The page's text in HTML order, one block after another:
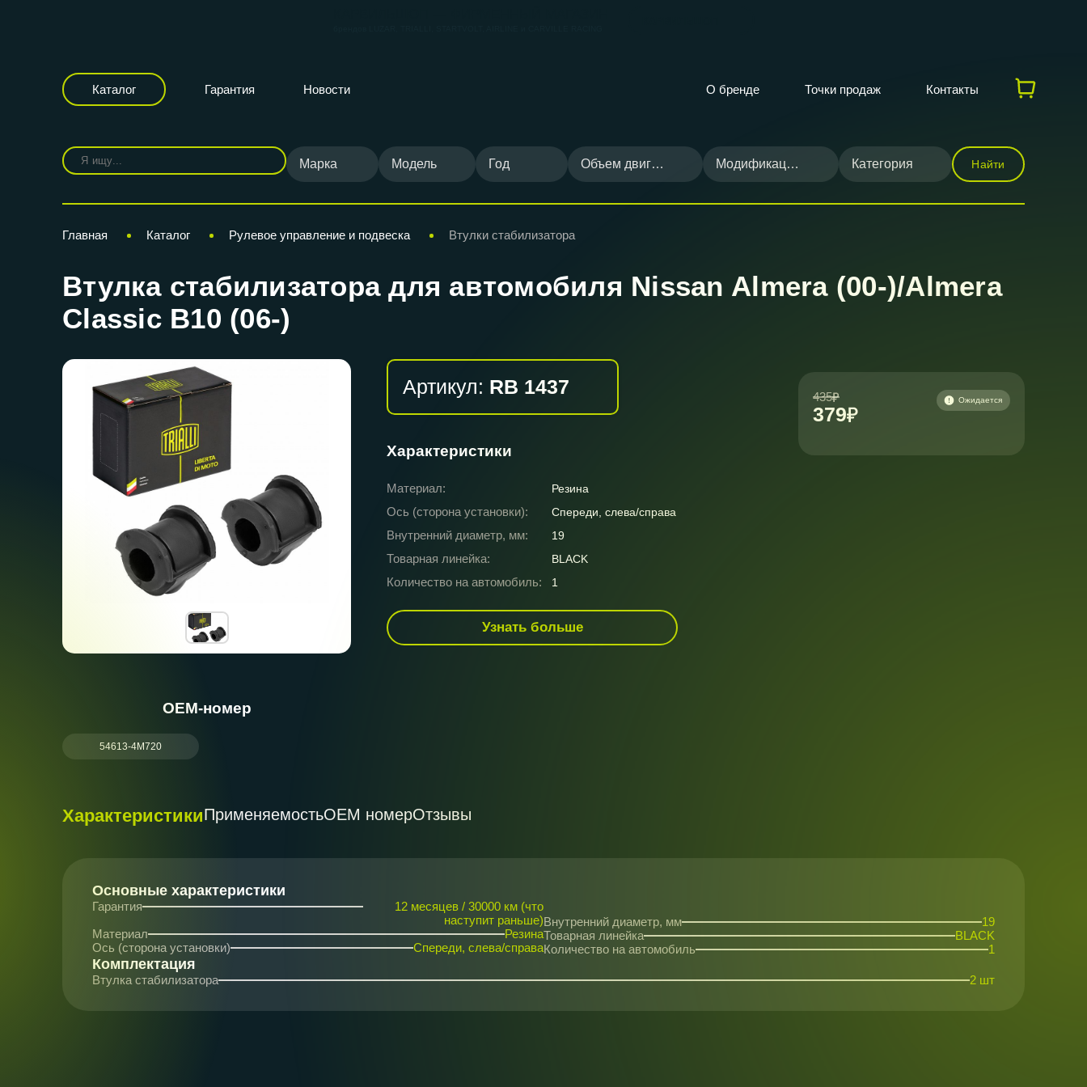
Каталог Гарантия Новости О бренде Точки продаж Контакты
Марка Модель Год Объем двигателя Модификация Категория Найти
Главная Каталог Рулевое управление и подвеска Втулки стабилизатора
Втулка стабилизатора для автомобиля Nissan Almera (00-)/Almera
Classic B10 (06-)
Артикул: RB 1437
Характеристики
Материал: Резина
Ось (сторона установки): Спереди, слева/справа
Внутренний диаметр, мм: 19
Товарная линейка: BLACK
Количество на автомобиль: 1
Узнать больше
435
379
Ожидается
ОЕМ-номер
54613-4M720
ХарактеристикиПрименяемостьОЕМ номерОтзывы
Основные характеристики
Гарантия
12 месяцев / 30000 км (что
наступит раньше)
Материал
Резина
Ось (сторона установки)
Спереди, слева/справа
Внутренний диаметр, мм
19
Товарная линейка
BLACK
Количество на автомобиль
1
Комплектация
Втулка стабилизатора 2 шт